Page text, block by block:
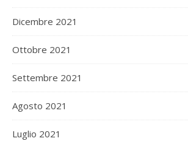
Dicembre 2021
Ottobre 2021
Settembre 2021
Agosto 2021
Luglio 2021